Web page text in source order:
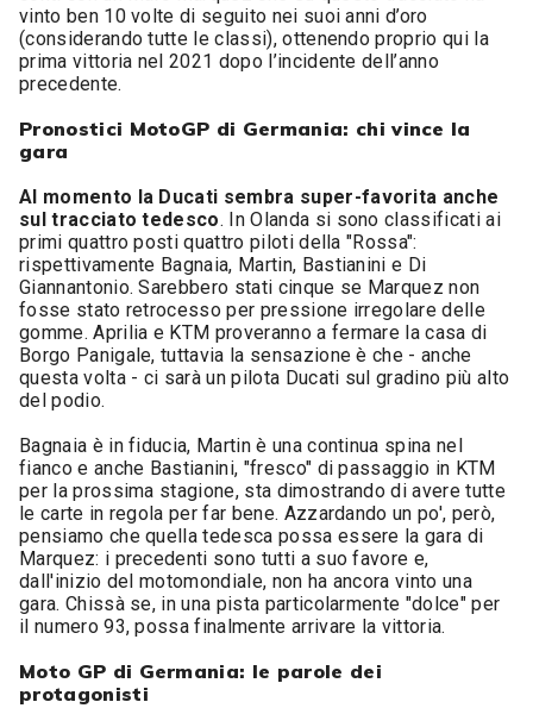
vinto ben 10 volte di seguito nei suoi anni d’oro
(considerando tutte le classi), ottenendo proprio qui la
prima vittoria nel 2021 dopo l’incidente dell’anno
precedente.
Pronostici MotoGP di Germania: chi vince la
gara
Al momento la Ducati sembra super-favorita anche
sul tracciato tedesco. In Olanda si sono classificati ai
primi quattro posti quattro piloti della "Rossa":
rispettivamente Bagnaia, Martin, Bastianini e Di
Giannantonio. Sarebbero stati cinque se Marquez non
fosse stato retrocesso per pressione irregolare delle
gomme. Aprilia e KTM proveranno a fermare la casa di
Borgo Panigale, tuttavia la sensazione è che - anche
questa volta - ci sarà un pilota Ducati sul gradino più alto
del podio.
Bagnaia è in fiducia, Martin è una continua spina nel
fianco e anche Bastianini, "fresco" di passaggio in KTM
per la prossima stagione, sta dimostrando di avere tutte
le carte in regola per far bene. Azzardando un po', però,
pensiamo che quella tedesca possa essere la gara di
Marquez: i precedenti sono tutti a suo favore e,
dall'inizio del motomondiale, non ha ancora vinto una
gara. Chissà se, in una pista particolarmente "dolce" per
il numero 93, possa finalmente arrivare la vittoria.
Moto GP di Germania: le parole dei
protagonisti